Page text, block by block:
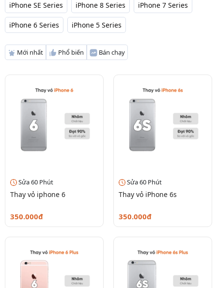
iPhone SE Series iPhone 8 Series iPhone 7 Series
iPhone 6 Series iPhone 5 Series
Mới nhất Phổ biến Bán chạy
Sửa 60 Phút
Thay vỏ iphone 6
350.000đ
Sửa 60 Phút
Thay vỏ iPhone 6s
350.000đ